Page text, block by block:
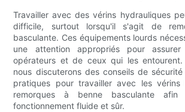
Travailler avec des vérins hydrauliques
difficile, surtout lorsqu'il s'agit de
basculante. Ces équipements lourds
une attention appropriés pour
opérateurs et de ceux qui les
nous discuterons des conseils de
pratiques pour travailler avec les vérins
remorques à benne basculante
fonctionnement fluide et sûr.